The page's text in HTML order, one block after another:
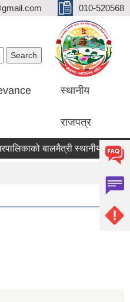
010-520568
स्थानीय
राजपत्र
बालमैत्री स्थानीय शासनका